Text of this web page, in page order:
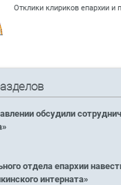
Отклики клириков епархии и
обсудили
отдела епархии
интерната»